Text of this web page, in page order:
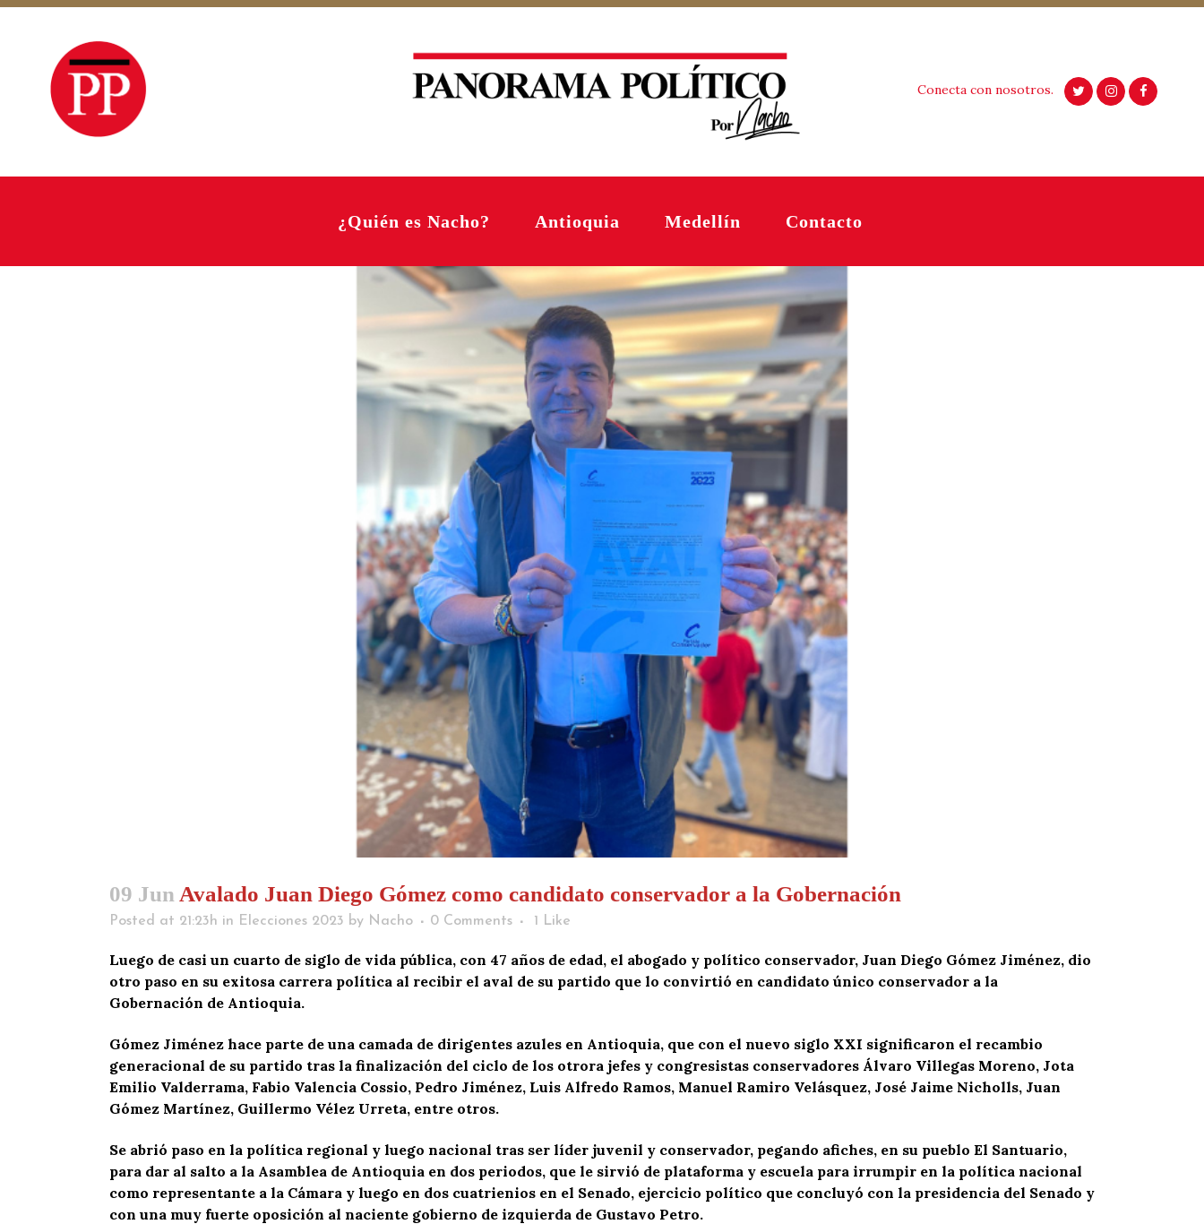
Conecta con nosotros.
¿Quién es Nacho? Antioquia Medellín Contacto
09 Jun Avalado Juan Diego Gómez como candidato conservador a la Gobernación
Posted at 21:23h in Elecciones 2023 by Nacho 0 Comments 1 Like
Luego de casi un cuarto de siglo de vida pública, con 47 años de edad, el abogado y político conservador, Juan Diego Gómez Jiménez, dio
otro paso en su exitosa carrera política al recibir el aval de su partido que lo convirtió en candidato único conservador a la
Gobernación de Antioquia.
Gómez Jiménez hace parte de una camada de dirigentes azules en Antioquia, que con el nuevo siglo XXI significaron el recambio
generacional de su partido tras la finalización del ciclo de los otrora jefes y congresistas conservadores Álvaro Villegas Moreno, Jota
Emilio Valderrama, Fabio Valencia Cossio, Pedro Jiménez, Luis Alfredo Ramos, Manuel Ramiro Velásquez, José Jaime Nicholls, Juan
Gómez Martínez, Guillermo Vélez Urreta, entre otros.
Se abrió paso en la política regional y luego nacional tras ser líder juvenil y conservador, pegando afiches, en su pueblo El Santuario,
para dar al salto a la Asamblea de Antioquia en dos periodos, que le sirvió de plataforma y escuela para irrumpir en la política nacional
como representante a la Cámara y luego en dos cuatrienios en el Senado, ejercicio político que concluyó con la presidencia del Senado y
con una muy fuerte oposición al naciente gobierno de izquierda de Gustavo Petro.